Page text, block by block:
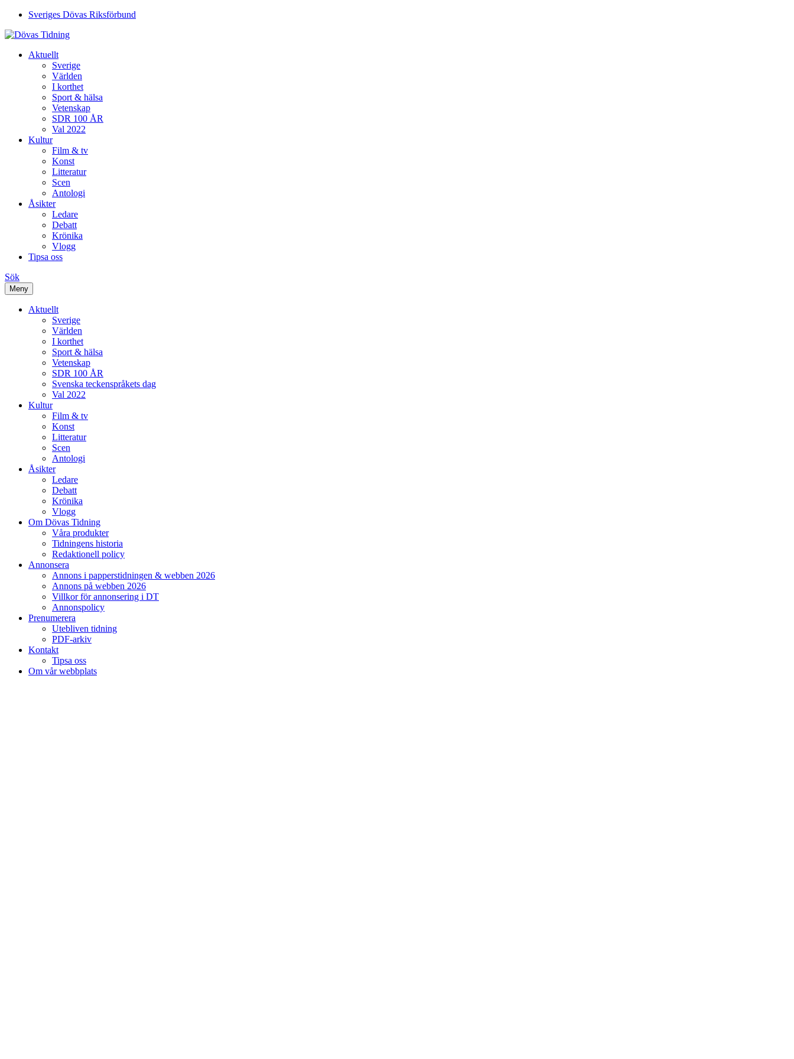
Sveriges Dövas Riksförbund
Aktuellt
Sverige
Världen
I korthet
Sport & hälsa
Vetenskap
SDR 100 ÅR
Val 2022
Kultur
Film & tv
Konst
Litteratur
Scen
Antologi
Åsikter
Ledare
Debatt
Krönika
Vlogg
Tipsa oss
Sök
Meny
Aktuellt
Sverige
Världen
I korthet
Sport & hälsa
Vetenskap
SDR 100 ÅR
Svenska teckenspråkets dag
Val 2022
Kultur
Film & tv
Konst
Litteratur
Scen
Antologi
Åsikter
Ledare
Debatt
Krönika
Vlogg
Om Dövas Tidning
Våra produkter
Tidningens historia
Redaktionell policy
Annonsera
Annons i papperstidningen & webben 2026
Annons på webben 2026
Villkor för annonsering i DT
Annonspolicy
Prenumerera
Utebliven tidning
PDF-arkiv
Kontakt
Tipsa oss
Om vår webbplats